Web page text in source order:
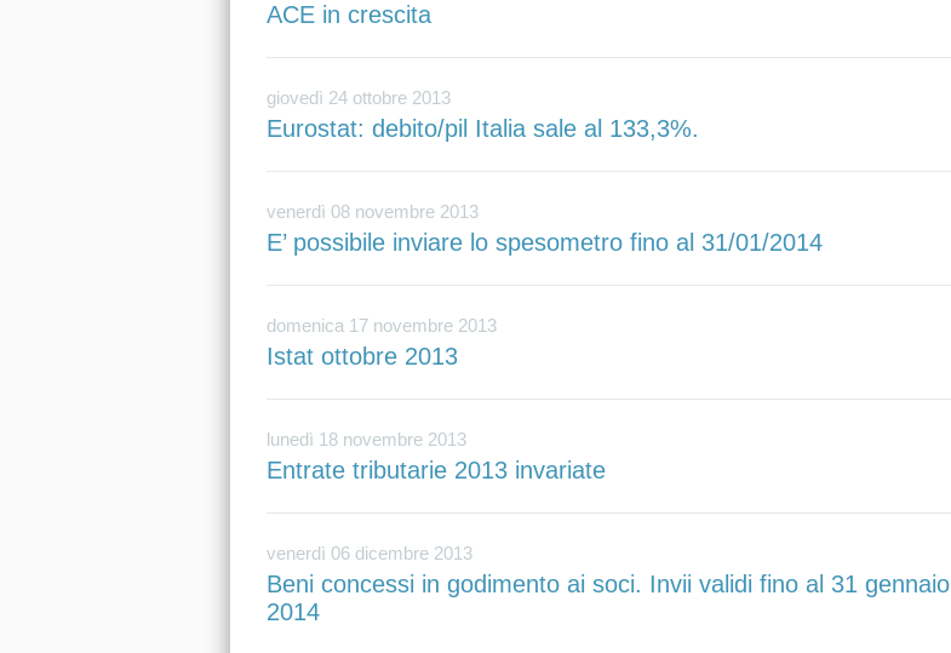
ACE in crescita
giovedì 24 ottobre 2013
Eurostat: debito/pil Italia sale al 133,3%.
venerdì 08 novembre 2013
E’ possibile inviare lo spesometro fino al 31/01/2014
domenica 17 novembre 2013
Istat ottobre 2013
lunedì 18 novembre 2013
Entrate tributarie 2013 invariate
venerdì 06 dicembre 2013
Beni concessi in godimento ai soci. Invii validi fino al 31 gennaio
2014